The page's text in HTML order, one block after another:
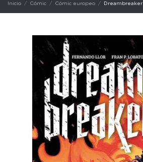
Inicio Cómic Cómic europeo Dreambreaker